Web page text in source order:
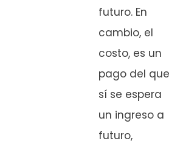
futuro. En
cambio, el
costo, es un
pago del que
sí se espera
un ingreso a
futuro,